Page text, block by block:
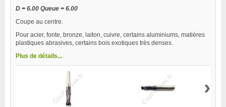
D = 6.00 Queue = 6.00
Coupe au centre.
Pour acier, fonte, bronze, laiton, cuivre, certains aluminiums, matières
plastiques abrasives, certains bois exotiques très denses.
Plus de détails...
›